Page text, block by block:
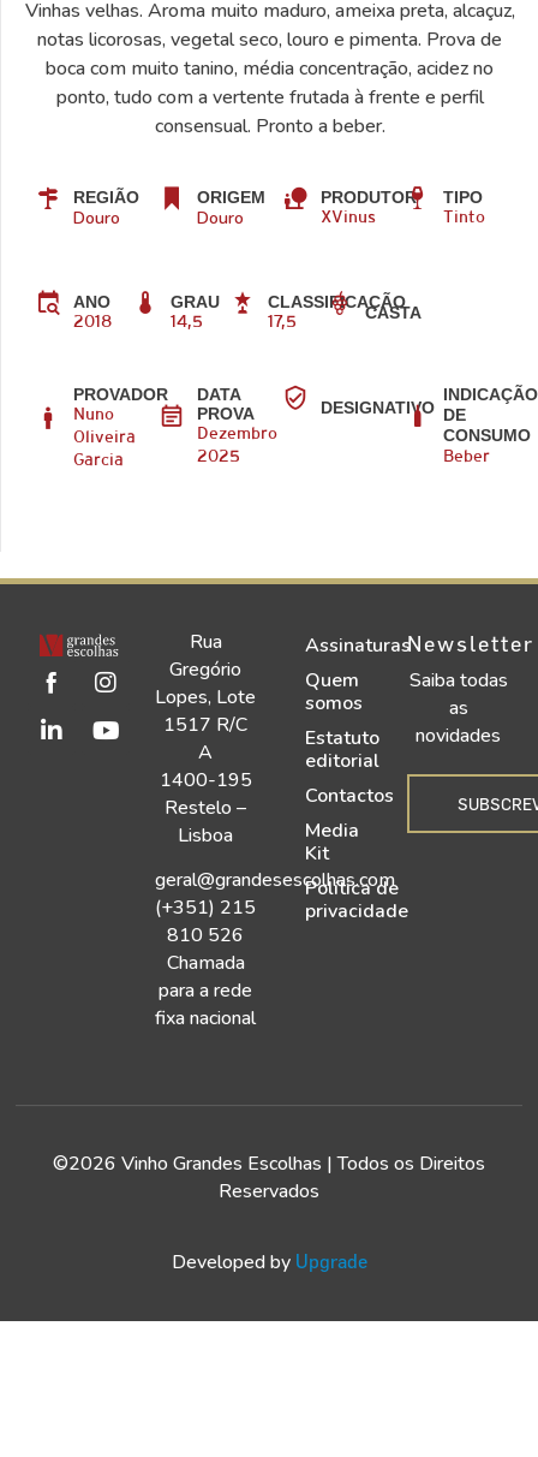
Vinhas velhas. Aroma muito maduro, ameixa preta, alcaçuz,
notas licorosas, vegetal seco, louro e pimenta. Prova de
boca com muito tanino, média concentração, acidez no
ponto, tudo com a vertente frutada à frente e perfil
consensual. Pronto a beber.
REGIÃO
Douro
ORIGEM
Douro
PRODUTOR
XVinus
TIPO
Tinto
ANO
2018
GRAU
14,5
CLASSIFICAÇÃO
17,5
CASTA
PROVADOR
Nuno
Oliveira
Garcia
DATA
PROVA
Dezembro
2025
DESIGNATIVO
INDICAÇÃO
DE
CONSUMO
Beber
Rua
Gregório
Lopes, Lote
1517 R/C
A
1400-195
Restelo –
Lisboa
geral@grandesescolhas.com
(+351) 215
810 526
Chamada
para a rede
fixa nacional
Assinaturas
Quem
somos
Estatuto
editorial
Contactos
Media
Kit
Política de
privacidade
Newsletter
Saiba todas
as
novidades
©2026 Vinho Grandes Escolhas | Todos os Direitos
Reservados
Developed by Upgrade